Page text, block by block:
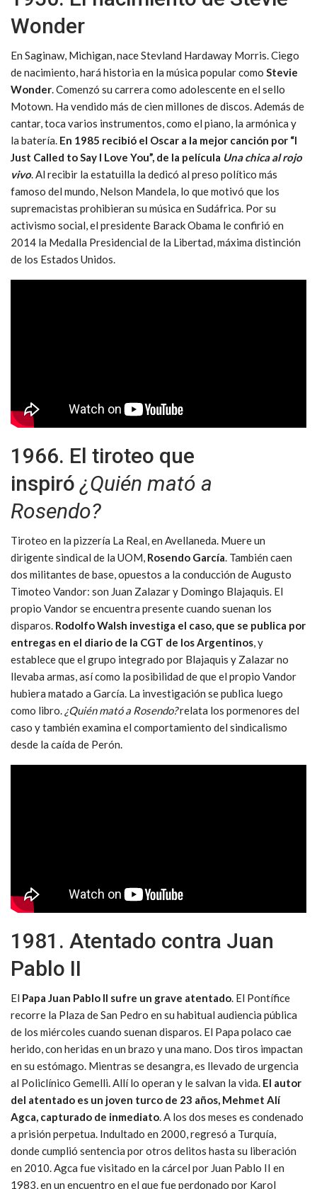
Wonder
En Saginaw, Michigan, nace Stevland Hardaway Morris. Ciego
de nacimiento, hará historia en la música popular como Stevie
Wonder. Comenzó su carrera como adolescente en el sello
Motown. Ha vendido más de cien millones de discos. Además de
cantar, toca varios instrumentos, como el piano, la armónica y
la batería. En 1985 recibió el Oscar a la mejor canción por “I
Just Called to Say I Love You”, de la película Una chica al rojo
vivo. Al recibir la estatuilla la dedicó al preso político más
famoso del mundo, Nelson Mandela, lo que motivó que los
supremacistas prohibieran su música en Sudáfrica. Por su
activismo social, el presidente Barack Obama le confirió en
2014 la Medalla Presidencial de la Libertad, máxima distinción
de los Estados Unidos.
1966. El tiroteo que
inspiró ¿Quién mató a
Rosendo?
Tiroteo en la pizzería La Real, en Avellaneda. Muere un
dirigente sindical de la UOM, Rosendo García. También caen
dos militantes de base, opuestos a la conducción de Augusto
Timoteo Vandor: son Juan Zalazar y Domingo Blajaquis. El
propio Vandor se encuentra presente cuando suenan los
disparos. Rodolfo Walsh investiga el caso, que se publica por
entregas en el diario de la CGT de los Argentinos, y
establece que el grupo integrado por Blajaquis y Zalazar no
llevaba armas, así como la posibilidad de que el propio Vandor
hubiera matado a García. La investigación se publica luego
como libro. ¿Quién mató a Rosendo?relata los pormenores del
caso y también examina el comportamiento del sindicalismo
desde la caída de Perón.
1981. Atentado contra Juan
Pablo II
El Papa Juan Pablo II sufre un grave atentado. El Pontífice
recorre la Plaza de San Pedro en su habitual audiencia pública
de los miércoles cuando suenan disparos. El Papa polaco cae
herido, con heridas en un brazo y una mano. Dos tiros impactan
en su estómago. Mientras se desangra, es llevado de urgencia
al Policlínico Gemelli. Allí lo operan y le salvan la vida. El autor
del atentado es un joven turco de 23 años, Mehmet Alí
Agca, capturado de inmediato. A los dos meses es condenado
a prisión perpetua. Indultado en 2000, regresó a Turquía,
donde cumplió sentencia por otros delitos hasta su liberación
en 2010. Agca fue visitado en la cárcel por Juan Pablo II en
1983, en un encuentro en el que fue perdonado por Karol